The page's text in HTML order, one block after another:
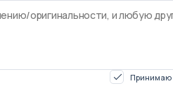
Принимаю